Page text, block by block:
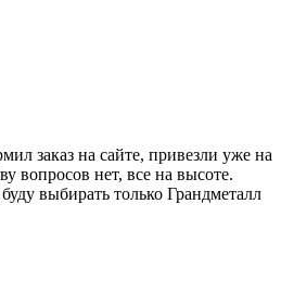
заказ на сайте, привезли уже на
вопросов нет, все на высоте.
выбирать только Грандметалл